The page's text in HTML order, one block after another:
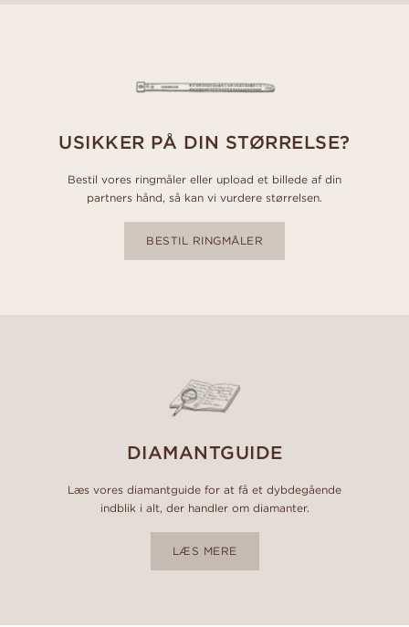
USIKKER PÅ DIN STØRRELSE?
Bestil vores ringmåler eller upload et billede af din
partners hånd, så kan vi vurdere størrelsen.
BESTIL RINGMÅLER
DIAMANTGUIDE
Læs vores diamantguide for at få et dybdegående
indblik i alt, der handler om diamanter.
LÆS MERE